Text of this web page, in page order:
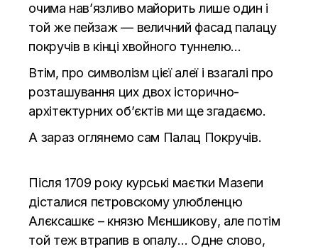
очима нав’язливо майорить лише один і
той же пейзаж — величний фасад палацу
покручів в кінці хвойного туннелю…
Втім, про символізм цієї алеї і взагалі про
розташування цих двох історично-
архітектурних об’єктів ми ще згадаємо.
А зараз оглянемо сам Палац Покручів.
Після 1709 року курські маєтки Мазепи
дісталися пєтровскому улюбленцю
Алєксашкє – князю Мєншикову, але потім
той теж втрапив в опалу… Одне слово,